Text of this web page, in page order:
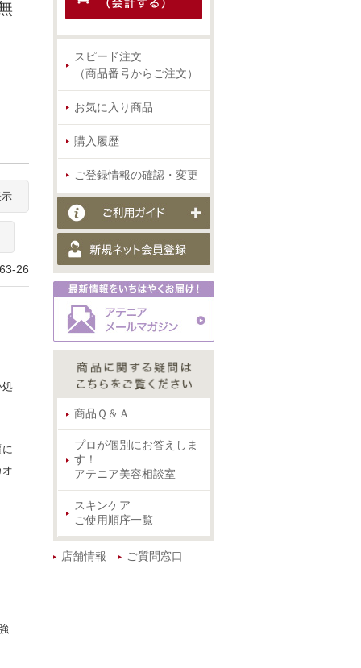
26
処
スピード注文
（商品番号からご注文）
お気に入り商品
購入履歴
ご登録情報の確認・変更
商品Ｑ＆Ａ
プロが個別にお答えしま
す！
アテニア美容相談室
スキンケア
ご使用順序一覧
店舗情報 ご質問窓口